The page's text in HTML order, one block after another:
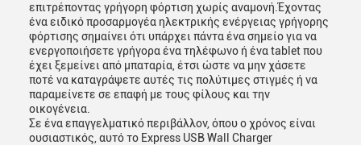
επιτρέποντας γρήγορη φόρτιση χωρίς αναμονή.Έχοντας
ένα ειδικό προσαρμογέα ηλεκτρικής ενέργειας γρήγορης
φόρτισης σημαίνει ότι υπάρχει πάντα ένα σημείο για να
ενεργοποιήσετε γρήγορα ένα τηλέφωνο ή ένα tablet που
έχει ξεμείνει από μπαταρία, έτσι ώστε να μην χάσετε
ποτέ να καταγράψετε αυτές τις πολύτιμες στιγμές ή να
παραμείνετε σε επαφή με τους φίλους και την
οικογένεια.
Σε ένα επαγγελματικό περιβάλλον, όπου ο χρόνος είναι
ουσιαστικός, αυτό το Express USB Wall Charger